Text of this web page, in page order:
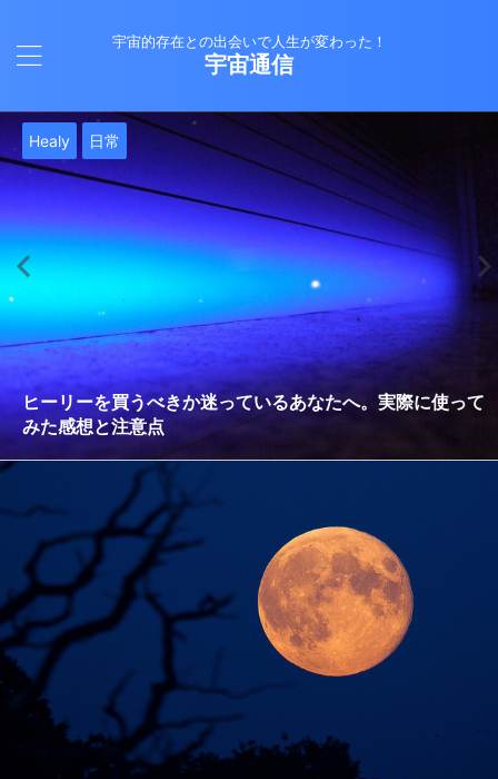
宇宙的存在との出会いで人生が変わった！
宇宙通信
日常 津留晃一
雨の日の恵み：心に降る静かな癒し
バシャール 津留晃一
就職は人生の終着駅じゃない！自分らしい道を見つける方
法
Healy 日常
ヒーリーを買うべきか迷っているあなたへ。実際に使って
みた感想と注意点
バシャール
エネルギーの法則 〜最近どハマりしていました〜
日常
現実を変える
日常
今、ここにいること
Healy 日常 津留晃一
もしかしてだけどHealy（量子波動調整器）のせいなの？
日常
iPad 第10世代買いました
Healy 日常
久し振りにHealy（ヒーリー）量子波動調整器について
日常
大谷さんの通訳、水原さんの解雇に思う